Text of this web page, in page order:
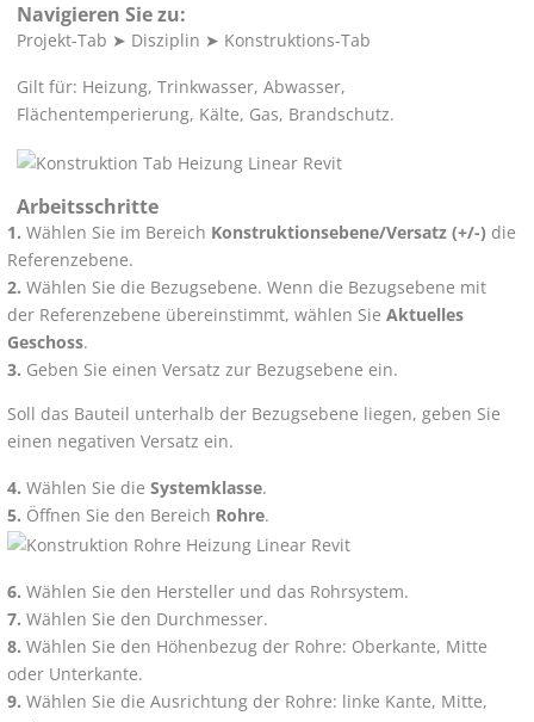
Navigieren Sie zu:
Projekt-Tab ➤ Disziplin ➤ Konstruktions-Tab
Gilt für: Heizung, Trinkwasser, Abwasser,
Flächentemperierung, Kälte, Gas, Brandschutz.
Arbeitsschritte
Wählen Sie im Bereich Konstruktionsebene/Versatz (+/-) die
Referenzebene.
Wählen Sie die Bezugsebene. Wenn die Bezugsebene mit
der Referenzebene übereinstimmt, wählen Sie Aktuelles
Geschoss.
Geben Sie einen Versatz zur Bezugsebene ein.
Soll das Bauteil unterhalb der Bezugsebene liegen, geben Sie
einen negativen Versatz ein.
Wählen Sie die Systemklasse.
Öffnen Sie den Bereich Rohre.
Wählen Sie den Hersteller und das Rohrsystem.
Wählen Sie den Durchmesser.
Wählen Sie den Höhenbezug der Rohre: Oberkante, Mitte
oder Unterkante.
Wählen Sie die Ausrichtung der Rohre: linke Kante, Mitte,